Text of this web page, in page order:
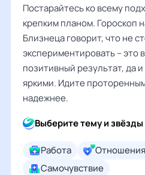
Постарайтесь ко всему
крепким планом. Гороскоп
Близнеца говорит, что не
экспериментировать – это
позитивный результат, да
яркими. Идите
надежнее.
Выберите тему и
Работа Отношения
Самочувствие